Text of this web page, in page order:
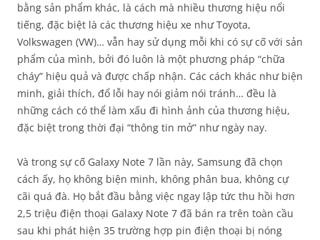
bằng sản phẩm khác, là cách mà nhiều thương hiệu nổi
tiếng, đặc biệt là các thương hiệu xe như Toyota,
Volkswagen (VW)… vẫn hay sử dụng mỗi khi có sự cố với sản
phẩm của mình, bởi đó luôn là một phương pháp “chữa
cháy” hiệu quả và được chấp nhận. Các cách khác như biện
minh, giải thích, đổ lỗi hay nói giảm nói tránh… đều là
những cách có thể làm xấu đi hình ảnh của thương hiệu,
đặc biệt trong thời đại “thông tin mở” như ngày nay.
Và trong sự cố Galaxy Note 7 lần này, Samsung đã chọn
cách ấy, họ không biện minh, không phân bua, không cự
cãi quá đà. Họ bắt đầu bằng việc ngay lập tức thu hồi hơn
2,5 triệu điện thoại Galaxy Note 7 đã bán ra trên toàn cầu
sau khi phát hiện 35 trường hợp pin điện thoại bị nóng